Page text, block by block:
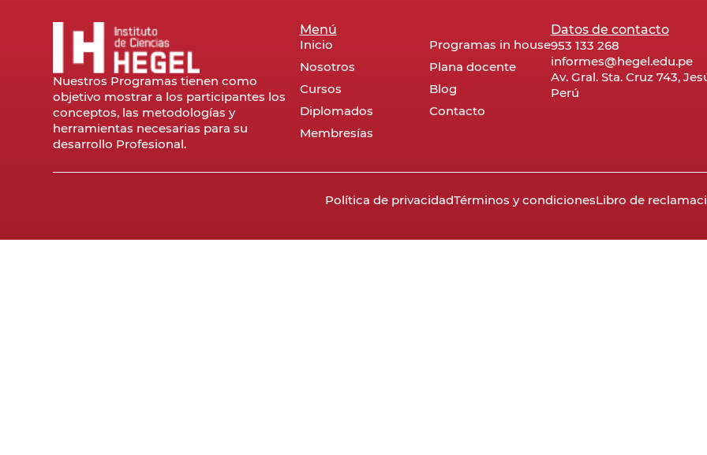
Nuestros Programas tienen como
objetivo mostrar a los participantes los
conceptos, las metodologías y
herramientas necesarias para su
desarrollo Profesional.
Menú
Inicio
Nosotros
Cursos
Diplomados
Membresías
Programas in house
Plana docente
Blog
Contacto
Datos de contacto
953 133 268
informes@hegel.edu.pe
Av. Gral. Sta. Cruz 743,
Perú
Política de privacidadTérminos y condicionesLibro de